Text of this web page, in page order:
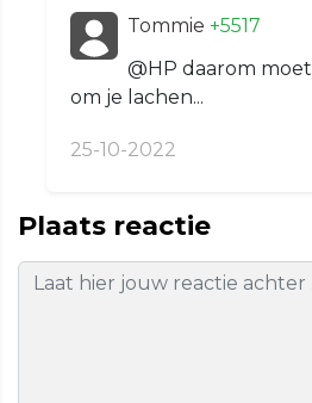
Tommie +5517
@HP daarom
om je lachen...
25-10-2022
Plaats reactie